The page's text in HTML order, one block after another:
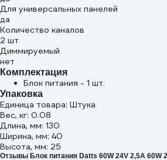
Для универсальных панелей
да
Количество каналов
2 шт
Диммируемый
нет
Комплектация
Блок питания - 1 шт.
Упаковка
Единица товара: Штука
Вес, кг: 0.08
Длина, мм: 130
Ширина, мм: 40
Высота, мм: 25
Отзывы Блок питания Datts 60W 24V 2,5А 60W